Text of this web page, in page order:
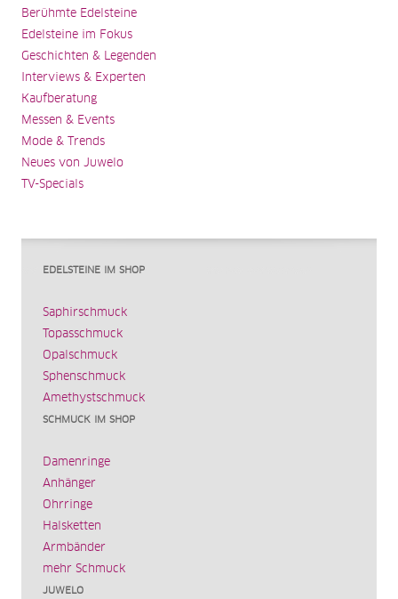
Berühmte Edelsteine
Edelsteine im Fokus
Geschichten & Legenden
Interviews & Experten
Kaufberatung
Messen & Events
Mode & Trends
Neues von Juwelo
TV-Specials
EDELSTEINE IM SHOP
Saphirschmuck
Topasschmuck
Opalschmuck
Sphenschmuck
Amethystschmuck
SCHMUCK IM SHOP
Damenringe
Anhänger
Ohrringe
Halsketten
Armbänder
mehr Schmuck
JUWELO